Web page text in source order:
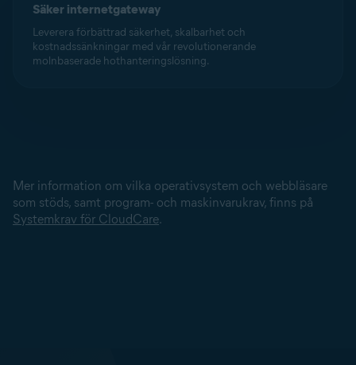
Säker internetgateway
Leverera förbättrad säkerhet, skalbarhet och
kostnadssänkningar med vår revolutionerande
molnbaserade hothanteringslösning.
Mer information om vilka operativsystem och webbläsare
som stöds, samt program- och maskinvarukrav, finns på
Systemkrav för CloudCare.